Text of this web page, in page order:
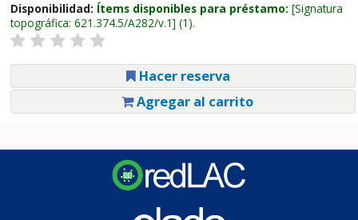
Disponibilidad: Ítems disponibles para préstamo: Signatura
topográfica: 621.374.5/A282/v.1 (1).
Hacer reserva
Agregar al carrito